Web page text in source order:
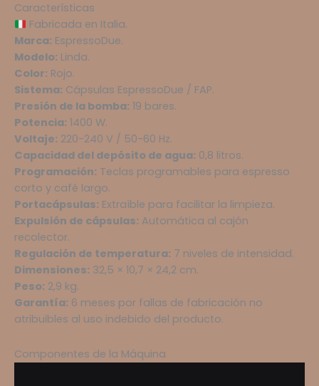
Características
Fabricada en Italia.
Marca: EspressoDue.
Modelo: Linda.
Color: Rojo.
Sistema: Cápsulas EspressoDue / FAP.
Presión de la bomba: 19 bares.
Potencia: 1400 W.
Voltaje: 220-240 V / 50-60 Hz.
Capacidad del depósito de agua: 0,8 litros.
Programación: Teclas programables para espresso
corto y café largo.
Portacápsulas: Extraíble para facilitar la limpieza.
Expulsión de cápsulas: Automática al cajón
recolector.
Regulación de temperatura: 7 niveles de intensidad.
Dimensiones: 32,5 × 10,7 × 24,2 cm.
Peso: 2,9 kg.
Garantía: 6 meses por fallas de fabricación no
atribuibles al uso indebido del producto.
Componentes de la Máquina